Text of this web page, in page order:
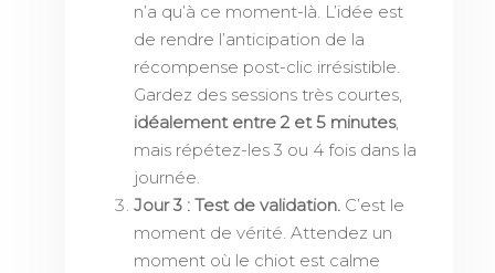
n’a qu’à ce moment-là. L’idée est
de rendre l’anticipation de la
récompense post-clic irrésistible.
Gardez des sessions très courtes,
idéalement entre 2 et 5 minutes,
mais répétez-les 3 ou 4 fois dans la
journée.
Jour 3 : Test de validation. C’est le
moment de vérité. Attendez un
moment où le chiot est calme